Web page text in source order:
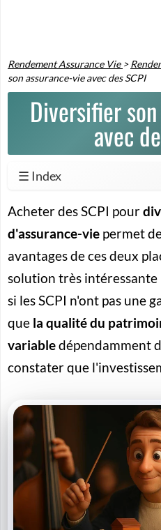
Rendement Assurance Vie >
son assurance-vie avec des SCPI
Diversifier
avec
☰ Index
Acheter des SCPI pour
d'assurance-vie permet
avantages de ces deux
solution très intéressante
si les SCPI n'ont pas une
que la qualité du
variabledépendamment
constater que